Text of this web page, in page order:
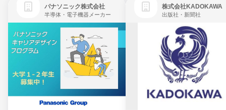
パナソニック株式会社
半導体・電子機器メーカー
株式会社KADOKAWA
出版社・新聞社